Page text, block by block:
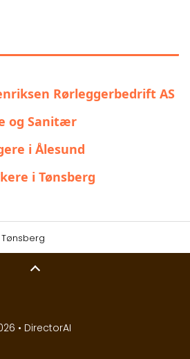
Rørleggerbedrift AS
og Sanitær
i Ålesund
i Tønsberg
Tønsberg
• DirectorAI